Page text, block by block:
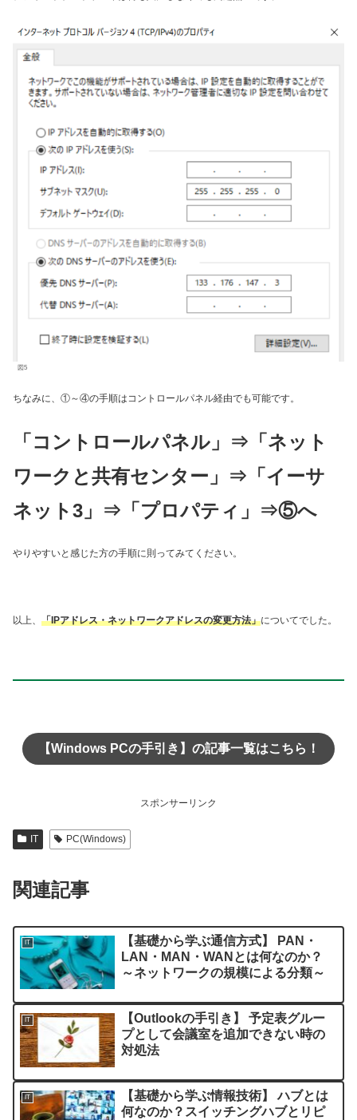
図5
ちなみに、①～④の手順はコントロールパネル経由でも可能です。
「コントロールパネル」⇒「ネット
ワークと共有センター」⇒「イーサ
ネット3」⇒「プロパティ」⇒⑤へ
やりやすいと感じた方の手順に則ってみてください。
以上、 「IPアドレス・ネットワークアドレスの変更方法」についてでした。
【Windows PCの手引き】の記事一覧はこちら！
スポンサーリンク
IT PC(Windows)
関連記事
IT
【基礎から学ぶ通信方式】 PAN・
LAN・MAN・WANとは何なのか？
～ネットワークの規模による分類～
IT
【Outlookの手引き】 予定表グルー
プとして会議室を追加できない時の
対処法
IT
【基礎から学ぶ情報技術】 ハブとは
何なのか？スイッチングハブとリピ